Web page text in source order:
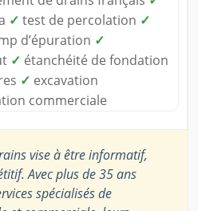
✓ test de percolation ✓
d’épuration ✓
✓ étanchéité de fondation
✓ excavation
commerciale
vise à être informatif,
Avec plus de 35 ans
spécialisés de